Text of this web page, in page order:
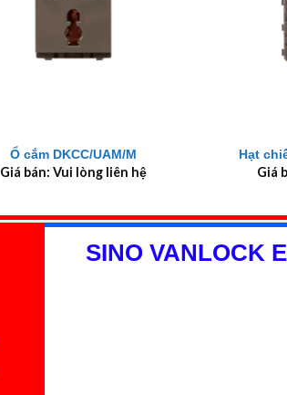
Ổ cắm DKCC/UAM/M
Giá bán: Vui lòng liên hệ
Hạt
Giá
SINO VANLOCK